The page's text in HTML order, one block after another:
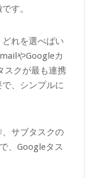
す。
どれを選べばい
やGoogleカ
スクが最も連携
、シンプルに
サブタスクの
、Googleタス